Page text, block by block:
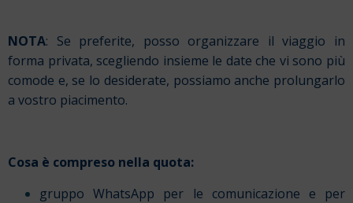
NOTA: Se preferite, posso organizzare il viaggio in
forma privata, scegliendo insieme le date che vi sono più
comode e, se lo desiderate, possiamo anche prolungarlo
a vostro piacimento.
Cosa è compreso nella quota:
gruppo WhatsApp per le comunicazione e per